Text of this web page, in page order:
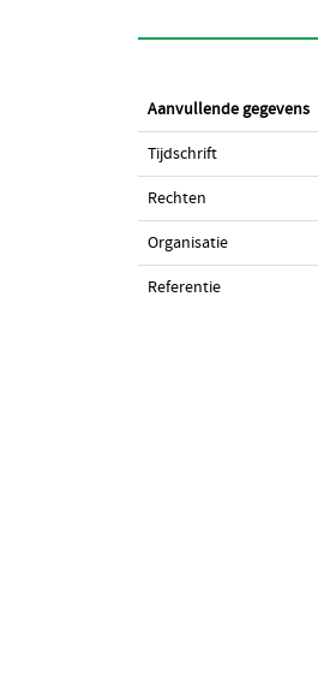
Aanvullende gegevens
Tijdschrift
Rechten
Organisatie
Referentie